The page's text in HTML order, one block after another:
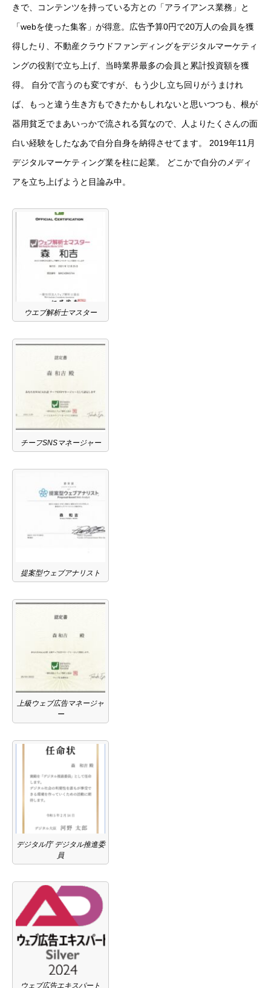
きで、コンテンツを持っている方との「アライアンス業務」と
「webを使った集客」が得意。広告予算0円で20万人の会員を獲
得したり、不動産クラウドファンディングをデジタルマーケティ
ングの役割で立ち上げ、当時業界最多の会員と累計投資額を獲
得。 自分で言うのも変ですが、もう少し立ち回りがうまけれ
ば、もっと違う生き方もできたかもしれないと思いつつも、根が
器用貧乏でまあいっかで流される質なので、人よりたくさんの面
白い経験をしたなあで自分自身を納得させてます。 2019年11月
デジタルマーケティング業を柱に起業。 どこかで自分のメディ
アを立ち上げようと目論み中。
ウエブ解析士マスター
チーフSNSマネージャー
提案型ウェブアナリスト
上級ウェブ広告マネージャ
ー
デジタル庁 デジタル推進委
員
ウェブ広告エキスパート